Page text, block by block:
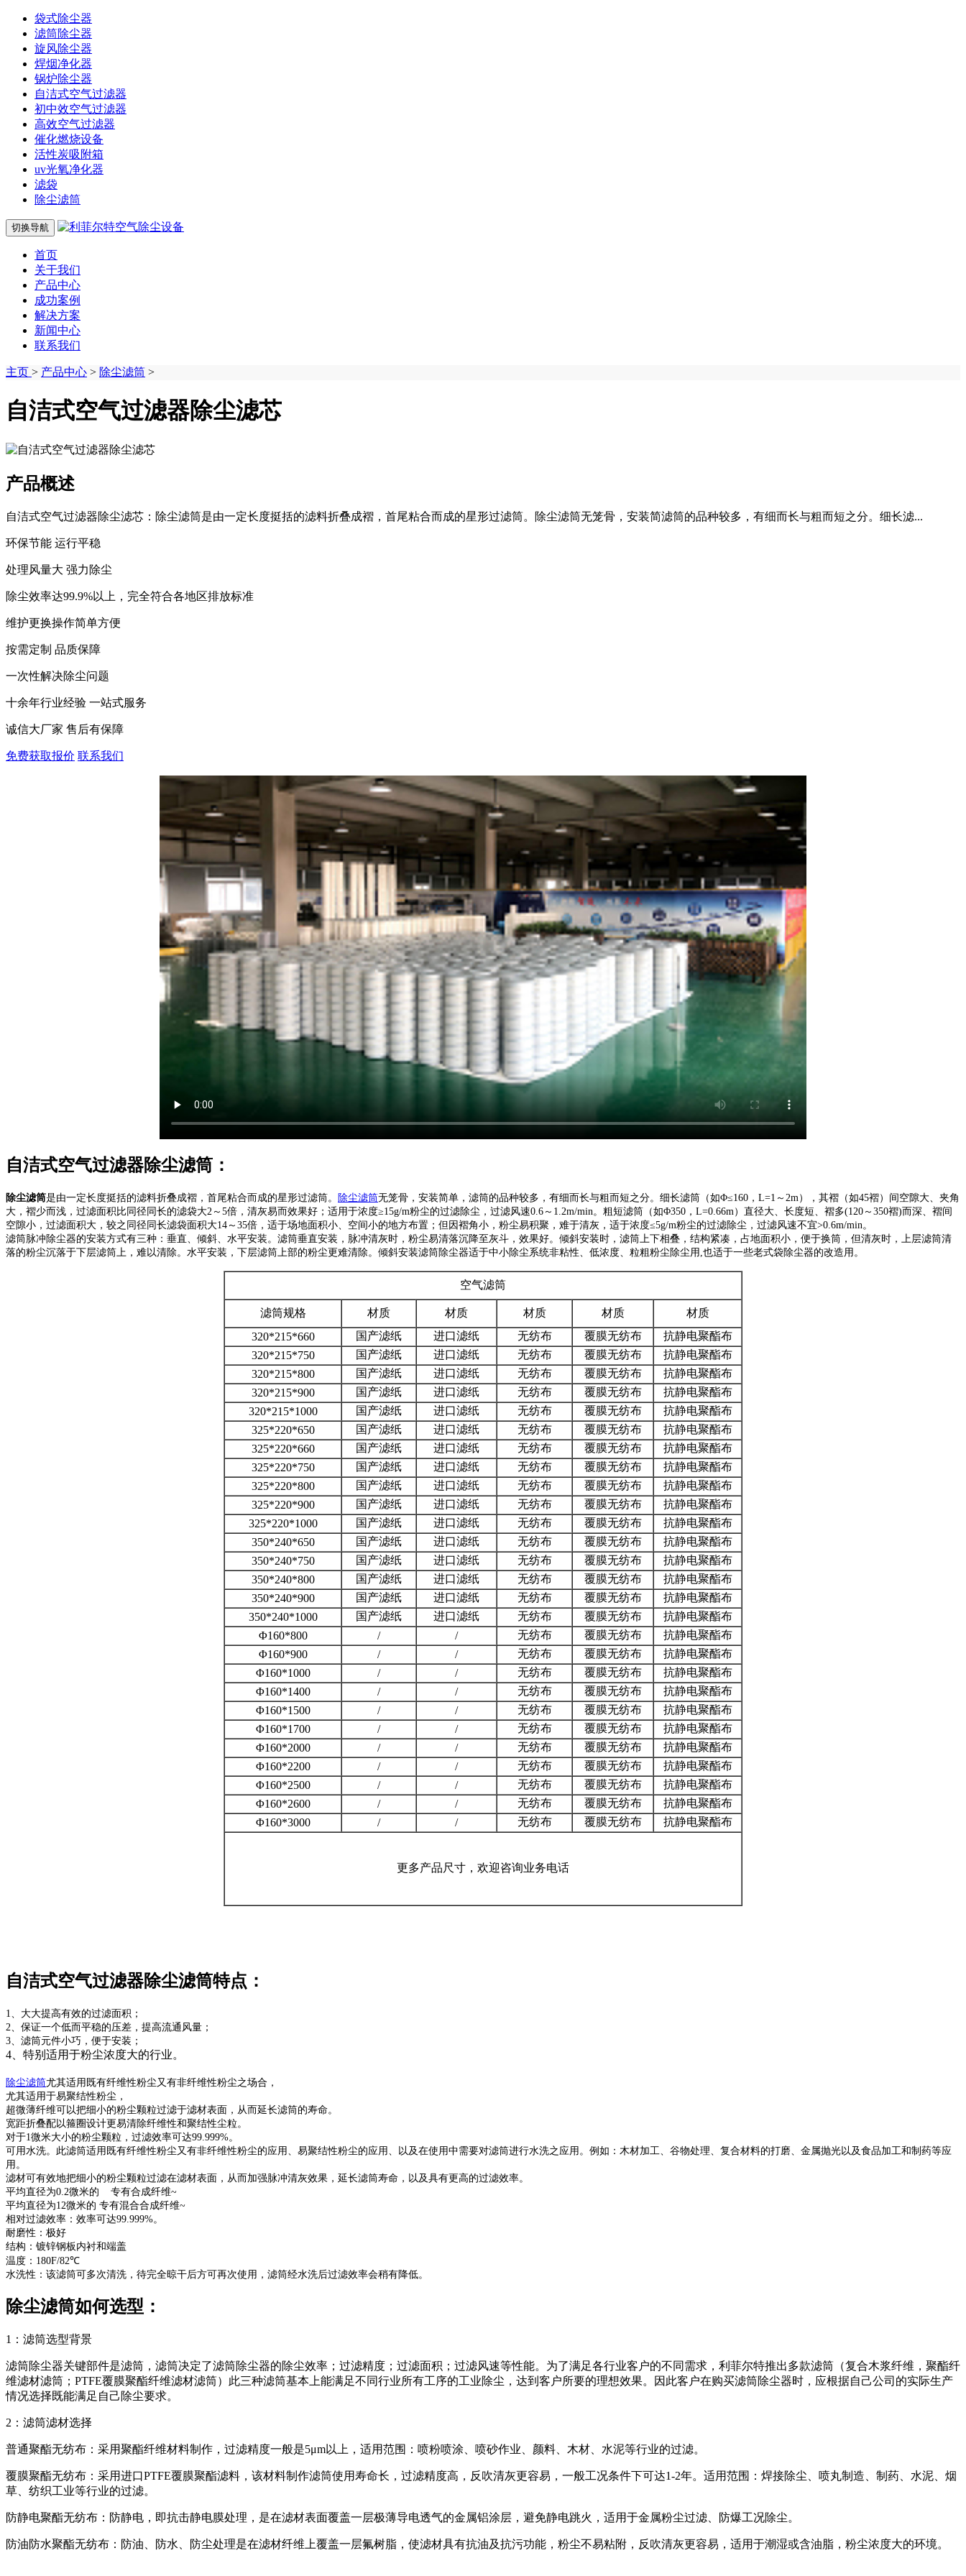
袋式除尘器
滤筒除尘器
旋风除尘器
焊烟净化器
锅炉除尘器
自洁式空气过滤器
初中效空气过滤器
高效空气过滤器
催化燃烧设备
活性炭吸附箱
uv光氧净化器
滤袋
除尘滤筒
切换导航
首页
关于我们
产品中心
成功案例
解决方案
新闻中心
联系我们
主页 > 产品中心 > 除尘滤筒 >
自洁式空气过滤器除尘滤芯
产品概述
自洁式空气过滤器除尘滤芯：除尘滤筒是由一定长度挺括的滤料折叠成褶，首尾粘合而成的星形过滤筒。除尘滤筒无笼骨，安装简滤筒的品种较多，有细而长与粗而短之分。细长滤...
环保节能 运行平稳
处理风量大 强力除尘
除尘效率达99.9%以上，完全符合各地区排放标准
维护更换操作简单方便
按需定制 品质保障
一次性解决除尘问题
十余年行业经验 一站式服务
诚信大厂家 售后有保障
免费获取报价 联系我们
自洁式空气过滤器除尘滤筒：
除尘滤筒是由一定长度挺括的滤料折叠成褶，首尾粘合而成的星形过滤筒。 除尘滤筒无笼骨，安装简单，滤筒的品种较多，有细而长与粗而短之分。细长滤筒（如Φ≤160，L=1～2m），其褶（如45褶）间空隙大、夹角
大，褶少而浅，过滤面积比同径同长的滤袋大2～5倍，清灰易而效果好；适用于浓度≥15g/m粉尘的过滤除尘，过滤风速0.6～1.2m/min。粗短滤筒（如Φ350，L=0.66m）直径大、长度短、褶多(120～350褶)而深、褶间
空隙小，过滤面积大，较之同径同长滤袋面积大14～35倍，适于场地面积小、空间小的地方布置；但因褶角小，粉尘易积聚，难于清灰，适于浓度≤5g/m粉尘的过滤除尘，过滤风速不宜>0.6m/min。
滤筒脉冲除尘器的安装方式有三种：垂直、倾斜、水平安装。滤筒垂直安装，脉冲清灰时，粉尘易清落沉降至灰斗，效果好。倾斜安装时，滤筒上下相叠，结构紧凑，占地面积小，便于换筒，但清灰时，上层滤筒清
落的粉尘沉落于下层滤筒上，难以清除。水平安装，下层滤筒上部的粉尘更难清除。倾斜安装滤筒除尘器适于中小除尘系统非粘性、低浓度、粒粗粉尘除尘用,也适于一些老式袋除尘器的改造用。
空气滤筒
滤筒规格 材质 材质 材质 材质
材质
320*215*660
国产滤纸 进口滤纸 无纺布 覆膜无纺布
抗静电聚酯布
320*215*750
国产滤纸 进口滤纸 无纺布 覆膜无纺布
抗静电聚酯布
320*215*800
国产滤纸 进口滤纸 无纺布 覆膜无纺布
抗静电聚酯布
320*215*900
国产滤纸 进口滤纸 无纺布 覆膜无纺布
抗静电聚酯布
320*215*1000
国产滤纸 进口滤纸 无纺布 覆膜无纺布
抗静电聚酯布
325*220*650
国产滤纸 进口滤纸 无纺布 覆膜无纺布
抗静电聚酯布
325*220*660
国产滤纸 进口滤纸 无纺布 覆膜无纺布
抗静电聚酯布
325*220*750
国产滤纸 进口滤纸 无纺布 覆膜无纺布
抗静电聚酯布
325*220*800
国产滤纸 进口滤纸 无纺布 覆膜无纺布
抗静电聚酯布
325*220*900
国产滤纸 进口滤纸 无纺布 覆膜无纺布
抗静电聚酯布
325*220*1000
国产滤纸 进口滤纸 无纺布 覆膜无纺布
抗静电聚酯布
350*240*650
国产滤纸 进口滤纸 无纺布 覆膜无纺布
抗静电聚酯布
350*240*750
国产滤纸 进口滤纸 无纺布 覆膜无纺布
抗静电聚酯布
350*240*800
国产滤纸 进口滤纸 无纺布 覆膜无纺布
抗静电聚酯布
350*240*900
国产滤纸 进口滤纸 无纺布 覆膜无纺布
抗静电聚酯布
350*240*1000
国产滤纸 进口滤纸 无纺布 覆膜无纺布
抗静电聚酯布
Φ160*800
/ / 无纺布 覆膜无纺布
抗静电聚酯布
Φ160*900
/ / 无纺布 覆膜无纺布
抗静电聚酯布
Φ160*1000
/ / 无纺布 覆膜无纺布
抗静电聚酯布
Φ160*1400
/ / 无纺布 覆膜无纺布
抗静电聚酯布
Φ160*1500
/ / 无纺布 覆膜无纺布
抗静电聚酯布
Φ160*1700
/ / 无纺布 覆膜无纺布
抗静电聚酯布
Φ160*2000
/ / 无纺布 覆膜无纺布
抗静电聚酯布
Φ160*2200
/ / 无纺布 覆膜无纺布
抗静电聚酯布
Φ160*2500
/ / 无纺布 覆膜无纺布
抗静电聚酯布
Φ160*2600
/ / 无纺布 覆膜无纺布
抗静电聚酯布
Φ160*3000
/ / 无纺布 覆膜无纺布 抗静电聚酯布
更多产品尺寸，欢迎咨询业务电话
自洁式空气过滤器除尘滤筒特点：
1、大大提高有效的过滤面积；
2、保证一个低而平稳的压差，提高流通风量；
3、滤筒元件小巧，便于安装；
4、特别适用于粉尘浓度大的行业。
除尘滤筒尤其适用既有纤维性粉尘又有非纤维性粉尘之场合，
尤其适用于易聚结性粉尘，
超微薄纤维可以把细小的粉尘颗粒过滤于滤材表面，从而延长滤筒的寿命。
宽距折叠配以箍圈设计更易清除纤维性和聚结性尘粒。
对于1微米大小的粉尘颗粒，过滤效率可达99.999%。
可用水洗。此滤筒适用既有纤维性粉尘又有非纤维性粉尘的应用、易聚结性粉尘的应用、以及在使用中需要对滤筒进行水洗之应用。例如：木材加工、谷物处理、复合材料的打磨、金属抛光以及食品加工和制药等应
用。
滤材可有效地把细小的粉尘颗粒过滤在滤材表面，从而加强脉冲清灰效果，延长滤筒寿命，以及具有更高的过滤效率。
平均直径为0.2微米的 专有合成纤维~
平均直径为12微米的 专有混合合成纤维~
相对过滤效率：效率可达99.999%。
耐磨性：极好
结构：镀锌钢板内衬和端盖
温度：180F/82℃
水洗性：该滤筒可多次清洗，待完全晾干后方可再次使用，滤筒经水洗后过滤效率会稍有降低。
除尘滤筒如何选型：
1：滤筒选型背景
滤筒除尘器关键部件是滤筒，滤筒决定了滤筒除尘器的除尘效率；过滤精度；过滤面积；过滤风速等性能。为了满足各行业客户的不同需求，利菲尔特推出多款滤筒（复合木浆纤维，聚酯纤
维滤材滤筒；PTFE覆膜聚酯纤维滤材滤筒）此三种滤筒基本上能满足不同行业所有工序的工业除尘，达到客户所要的理想效果。因此客户在购买滤筒除尘器时，应根据自己公司的实际生产
情况选择既能满足自己除尘要求。
2：滤筒滤材选择
普通聚酯无纺布：采用聚酯纤维材料制作，过滤精度一般是5μm以上，适用范围：喷粉喷涂、喷砂作业、颜料、木材、水泥等行业的过滤。
覆膜聚酯无纺布：采用进口PTFE覆膜聚酯滤料，该材料制作滤筒使用寿命长，过滤精度高，反吹清灰更容易，一般工况条件下可达1-2年。适用范围：焊接除尘、喷丸制造、制药、水泥、烟
草、纺织工业等行业的过滤。
防静电聚酯无纺布：防静电，即抗击静电膜处理，是在滤材表面覆盖一层极薄导电透气的金属铝涂层，避免静电跳火，适用于金属粉尘过滤、防爆工况除尘。
防油防水聚酯无纺布：防油、防水、防尘处理是在滤材纤维上覆盖一层氟树脂，使滤材具有抗油及抗污功能，粉尘不易粘附，反吹清灰更容易，适用于潮湿或含油脂，粉尘浓度大的环境。